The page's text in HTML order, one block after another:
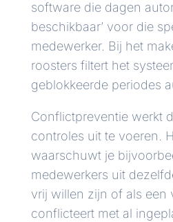
software die dagen
beschikbaar’ voor die
medewerker. Bij het
roosters filtert het
geblokkeerde periodes
Conflictpreventie werkt
controles uit te voeren.
waarschuwt je
medewerkers uit
vrij willen zijn of als een
conflicteert met al